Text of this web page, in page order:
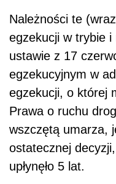
Należności te
egzekucji w trybie
ustawie z 17
egzekucyjnym w
egzekucji, o której
Prawa o ruchu
wszczętą umarza,
ostatecznej
upłynęło 5 lat.